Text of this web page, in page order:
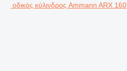
οδικός κύλινδρος Ammann ARX 160